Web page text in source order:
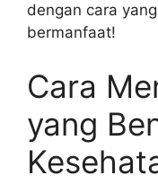
dengan cara
bermanfaat!
Cara
yang